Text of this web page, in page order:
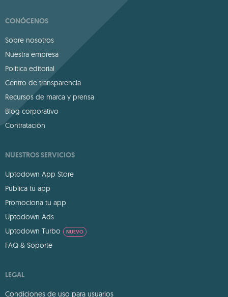
CONÓCENOS
Sobre nosotros
Nuestra empresa
Política editorial
Centro de transparencia
Recursos de marca y prensa
Blog corporativo
Contratación
NUESTROS SERVICIOS
Uptodown App Store
Publica tu app
Promociona tu app
Uptodown Ads
Uptodown Turbo
NUEVO
FAQ & Soporte
LEGAL
Condiciones de uso para usuarios